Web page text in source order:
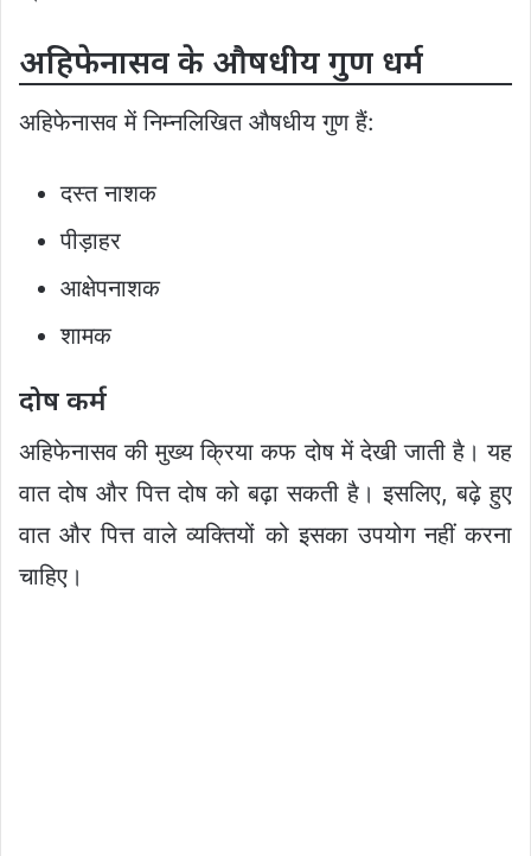
अहिफेनासव के औषधीय गुण धर्म
अहिफेनासव में निम्नलिखित औषधीय गुण हैं:
दस्त नाशक
पीड़ाहर
आक्षेपनाशक
शामक
दोष कर्म
अहिफेनासव की मुख्य क्रिया कफ दोष में देखी जाती है। यह
वात दोष और पित्त दोष को बढ़ा सकती है। इसलिए, बढ़े हुए
वात और पित्त वाले व्यक्तियों को इसका उपयोग नहीं करना
चाहिए।